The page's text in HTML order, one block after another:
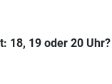
18, 19 oder 20 Uhr?